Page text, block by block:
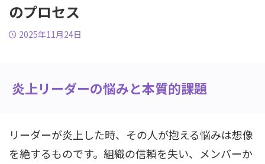
のプロセス
2025年11月24日
炎上リーダーの悩みと本質的課題
リーダーが炎上した時、その人が抱える悩みは想像
を絶するものです。組織の信頼を失い、メンバーか